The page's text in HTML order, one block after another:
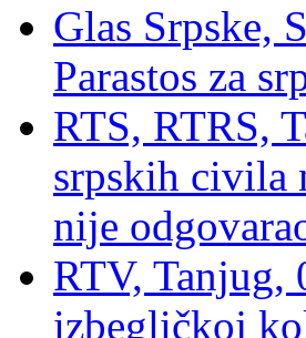
Glas Srpske,
Parastos za
RTS, RTRS,
srpskih civila
nije
RTV, Tanjug,
izbegličkoj